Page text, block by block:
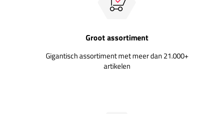
Groot assortiment
Gigantisch assortiment met meer dan 21.000+
artikelen